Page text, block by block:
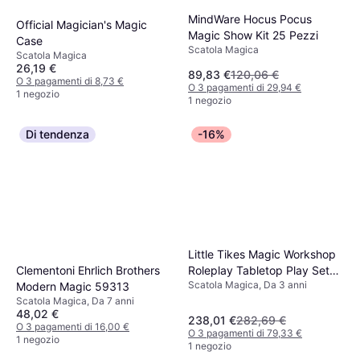
Official Magician's Magic
Case
Scatola Magica
26,19 €
O 3 pagamenti di 8,73 €
1 negozio
MindWare Hocus Pocus
Magic Show Kit 25 Pezzi
Scatola Magica
89,83 €120,06 €
O 3 pagamenti di 29,94 €
1 negozio
Di tendenza
Clementoni Ehrlich Brothers
Modern Magic 59313
Scatola Magica, Da 7 anni
48,02 €
O 3 pagamenti di 16,00 €
1 negozio
-16%
Little Tikes Magic Workshop
Roleplay Tabletop Play Set
for Kids Boys girls 3
Scatola Magica, Da 3 anni
238,01 €282,69 €
O 3 pagamenti di 79,33 €
1 negozio